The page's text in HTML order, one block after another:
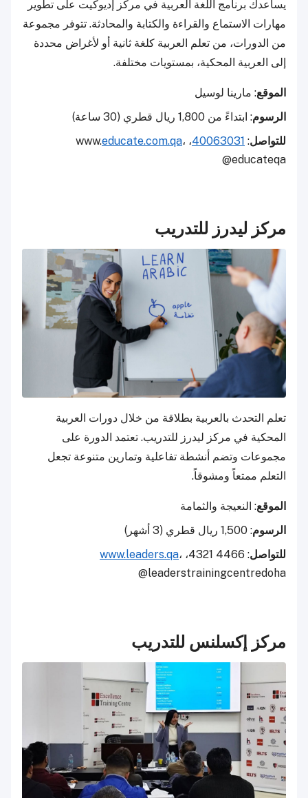
يساعدك برنامج اللغة العربية في مركز إديوكيت على تطوير
مهارات الاستماع والقراءة والكتابة والمحادثة. تتوفر مجموعة
من الدورات، من تعلم العربية كلغة ثانية أو لأغراض محددة
إلى العربية المحكية، بمستويات مختلفة.
الموقع: مارينا لوسيل
الرسوم: ابتداءً من 1,800 ريال قطري (30 ساعة)
للتواصل:
40063031، www. educate.com.qa،
@educateqa
مركز ليدرز للتدريب
تعلم التحدث بالعربية بطلاقة من خلال دورات العربية
المحكية في مركز ليدرز للتدريب. تعتمد الدورة على
مجموعات وتضم أنشطة تفاعلية وتمارين متنوعة تجعل
التعلم ممتعاً ومشوقاً.
الموقع: النعيجة والثمامة
الرسوم: 1,500 ريال قطري (3 أشهر)
للتواصل: 4466 4321، www.leaders.qa،
@leaderstrainingcentredoha
مركز إكسلنس للتدريب